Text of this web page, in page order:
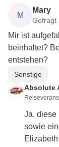
M
Mary
Gefragt
Mir ist
beinhaltet?
entstehen?
Sonstige
Absolute
Ja, diese
sowie